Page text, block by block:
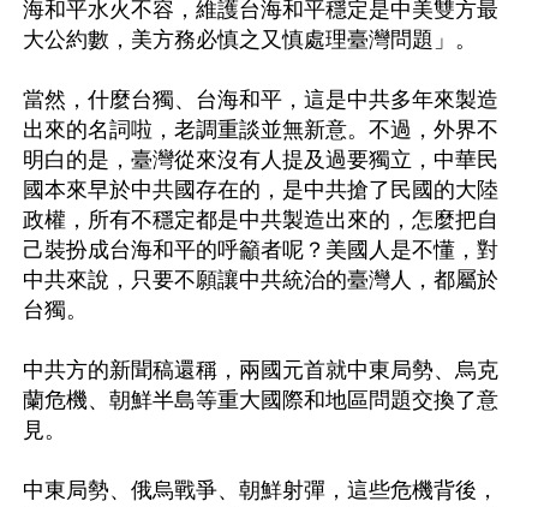
海和平水火不容，維護台海和平穩定是中美雙方最
大公約數，美方務必慎之又慎處理臺灣問題」。
當然，什麼台獨、台海和平，這是中共多年來製造
出來的名詞啦，老調重談並無新意。不過，外界不
明白的是，臺灣從來沒有人提及過要獨立，中華民
國本來早於中共國存在的，是中共搶了民國的大陸
政權，所有不穩定都是中共製造出來的，怎麼把自
己裝扮成台海和平的呼籲者呢？美國人是不懂，對
中共來說，只要不願讓中共統治的臺灣人，都屬於
台獨。
中共方的新聞稿還稱，兩國元首就中東局勢、烏克
蘭危機、朝鮮半島等重大國際和地區問題交換了意
見。
中東局勢、俄烏戰爭、朝鮮射彈，這些危機背後，